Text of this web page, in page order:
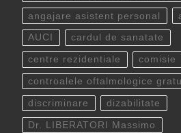
angajare asistent personal
AUCI cardul de sanatate
centre rezidentiale comisie
controalele oftalmologice
discriminare dizabilitate
Dr. LIBERATORI Massimo